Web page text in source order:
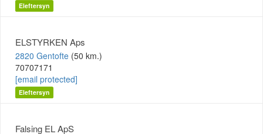
Eleftersyn
ELSTYRKEN Aps
2820 Gentofte (50 km.)
70707171
[email protected]
Eleftersyn
Falsing EL ApS